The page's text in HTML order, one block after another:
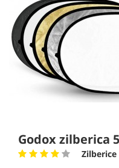
Godox zilberica
Zilberice